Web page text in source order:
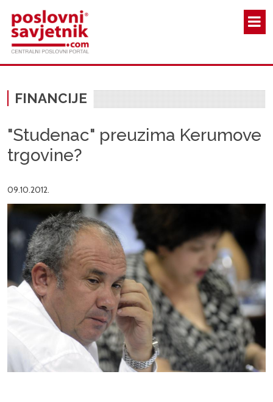
FINANCIJE
"Studenac" preuzima Kerumove
trgovine?
09.10.2012.